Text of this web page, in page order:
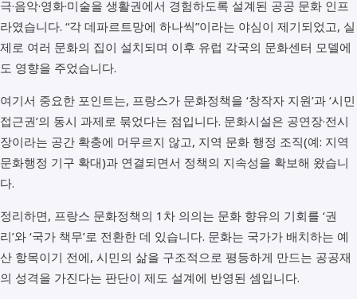
극·음악·영화·미술을 생활권에서 경험하도록 설계된 공공 문화 인프
라였습니다. “각 데파르트망에 하나씩”이라는 야심이 제기되었고, 실
제로 여러 문화의 집이 설치되며 이후 유럽 각국의 문화센터 모델에
도 영향을 주었습니다.
여기서 중요한 포인트는, 프랑스가 문화정책을 ‘창작자 지원’과 ‘시민
접근권’의 동시 과제로 묶었다는 점입니다. 문화시설은 공연장·전시
장이라는 공간 확충에 머무르지 않고, 지역 문화 행정 조직(예: 지역
문화행정 기구 확대)과 연결되면서 정책의 지속성을 확보해 왔습니
다.
정리하면, 프랑스 문화정책의 1차 의의는 문화 향유의 기회를 ‘권
리’와 ‘국가 책무’로 전환한 데 있습니다. 문화는 국가가 배치하는 예
산 항목이기 전에, 시민의 삶을 구조적으로 평등하게 만드는 공공재
의 성격을 가진다는 판단이 제도 설계에 반영된 셈입니다.